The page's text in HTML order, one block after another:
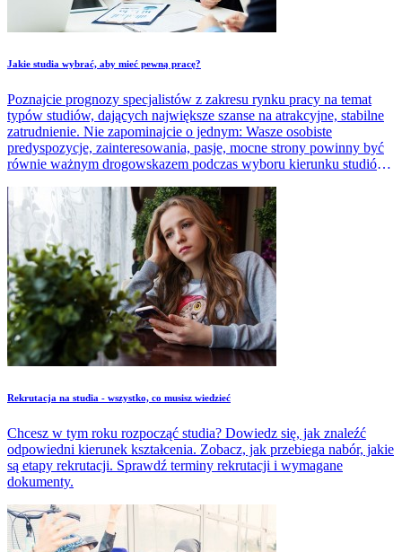
​Jakie studia wybrać, aby mieć pewną pracę?
Poznajcie prognozy specjalistów z zakresu rynku pracy na temat
typów studiów, dających największe szanse na atrakcyjne, stabilne
zatrudnienie. Nie zapominajcie o jednym: Wasze osobiste
predyspozycje, zainteresowania, pasje, mocne strony powinny być
równie ważnym drogowskazem podczas wyboru kierunku studiów i
​Rekrutacja na studia - wszystko, co musisz wiedzieć
Chcesz w tym roku rozpocząć studia? Dowiedz się, jak znaleźć
odpowiedni kierunek kształcenia. Zobacz, jak przebiega nabór, jakie
są etapy rekrutacji. Sprawdź terminy rekrutacji i wymagane
dokumenty.